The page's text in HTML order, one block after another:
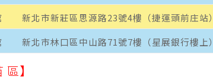
新北市新莊區思源路23號4樓（捷運頭前庄站）
新北市林口區中山路71號7樓（星展銀行樓上）
區】